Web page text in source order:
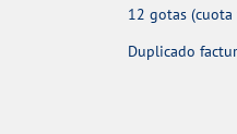
12 gotas
Duplicado